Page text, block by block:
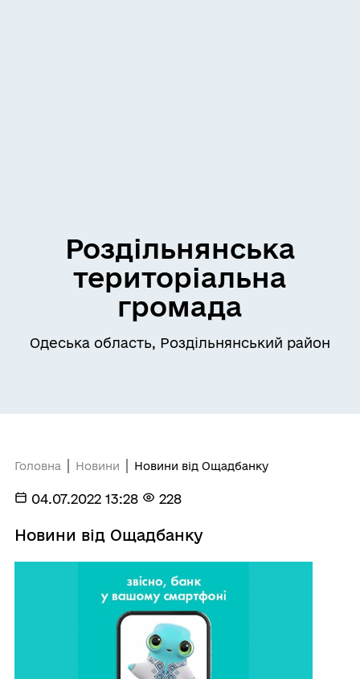
Роздільнянська
територіальна
громада
Одеська область, Роздільнянський район
Головна Новини Новини від Ощадбанку
04.07.2022 13:28 228
Новини від Ощадбанку